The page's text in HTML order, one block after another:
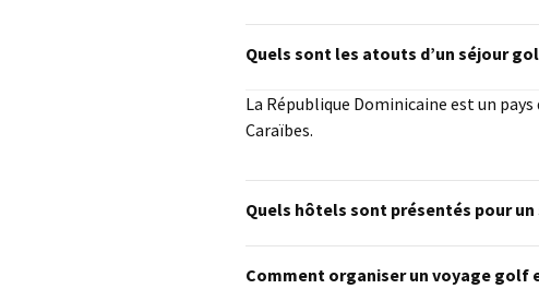
Quels sont les atouts d’un séjour
La République Dominicaine est un
Caraïbes.
Quels hôtels sont présentés pour
Comment organiser un voyage golf